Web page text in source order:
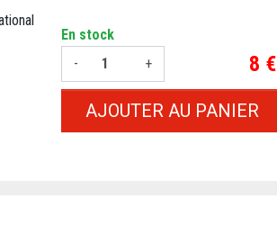
En stock
-
+ Prix
8 €
AJOUTER AU PANIER